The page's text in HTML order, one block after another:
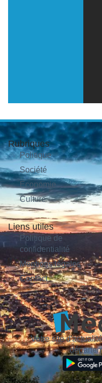
Rubriques
Politique
Société
Économie
Culture
Liens utiles
Politique de
confidentialité
Mentions légales
Contact
Votre site